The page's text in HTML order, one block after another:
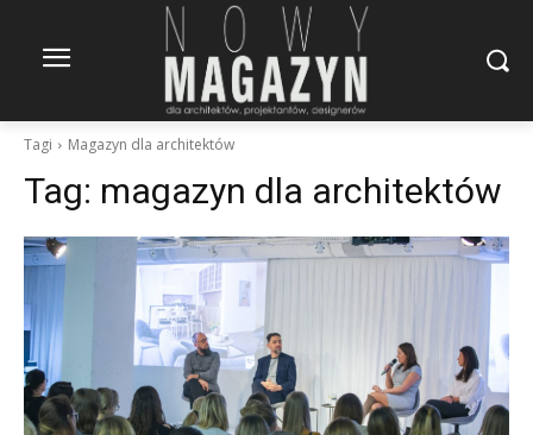
Tagi Magazyn dla architektów
Tag: magazyn dla architektów